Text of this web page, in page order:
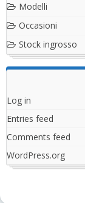
Modelli
Occasioni
Stock ingrosso
Log in
Entries feed
Comments feed
WordPress.org